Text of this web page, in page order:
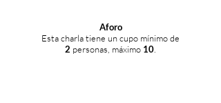
Aforo
Esta charla tiene un cupo mínimo de
2 personas, máximo 10